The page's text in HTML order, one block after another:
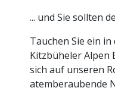
... und Sie sollten
Tauchen Sie ein
Kitzbüheler Alpen
sich auf unseren
atemberaubende